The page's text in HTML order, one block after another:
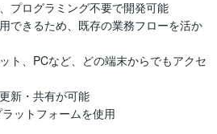
プログラミング不要で開発可能
できるため、既存の業務フローを活か
ト、PCなど、どの端末からでもアクセ
新・共有が可能
ットフォームを使用